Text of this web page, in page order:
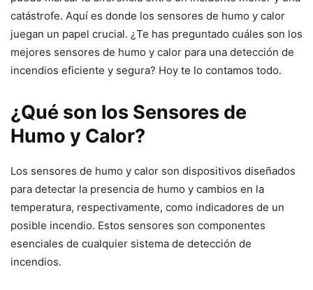
catástrofe. Aquí es donde los sensores de humo y calor
juegan un papel crucial. ¿Te has preguntado cuáles son los
mejores sensores de humo y calor para una detección de
incendios eficiente y segura? Hoy te lo contamos todo.
¿Qué son los Sensores de
Humo y Calor?
Los sensores de humo y calor son dispositivos diseñados
para detectar la presencia de humo y cambios en la
temperatura, respectivamente, como indicadores de un
posible incendio. Estos sensores son componentes
esenciales de cualquier sistema de detección de
incendios.